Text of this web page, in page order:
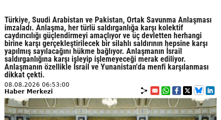
Türkiye, Suudi Arabistan ve Pakistan, Ortak Savunma Anlaşması
imzaladı. Anlaşma, her türlü saldırganlığa karşı kolektif
caydırıcılığı güçlendirmeyi amaçlıyor ve üç devletten herhangi
birine karşı gerçekleştirilecek bir silahlı saldırının hepsine karşı
yapılmış sayılacağını hükme bağlıyor. Anlaşmanın İsrail
saldırganlığına karşı işleyip işlemeyeceği merak ediliyor.
Anlaşmanın özellikle İsrail ve Yunanistan'da menfi karşılanması
dikkat çekti.
08.08.2026 06:53:00
Haber Merkezi